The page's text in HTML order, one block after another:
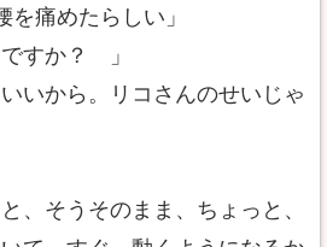
痛めたらしい」
すか？ 」
いから。リコさんのせいじゃ
、そうそのまま、ちょっと、